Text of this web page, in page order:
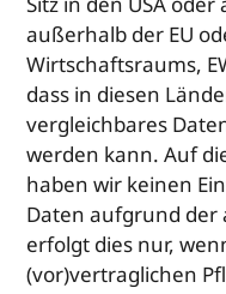
außerhalb der EU
Wirtschaftsraums,
dass in diesen
vergleichbares
werden kann. Auf
haben wir keinen
Daten aufgrund der
erfolgt dies nur,
(vor)vertraglichen